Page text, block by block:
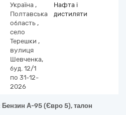
Україна ,
Полтавська
область ,
село
Терешки ,
вулиця
Шевченка,
буд. 12/1
по 31-12-
2026
Нафта і
дистиляти
Бензин А-95 (Євро 5), талон